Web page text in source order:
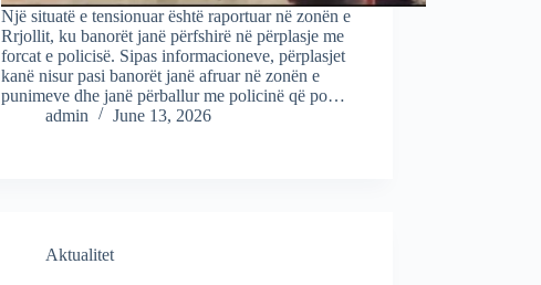
Një situatë e tensionuar është raportuar në zonën e
Rrjollit, ku banorët janë përfshirë në përplasje me
forcat e policisë. Sipas informacioneve, përplasjet
kanë nisur pasi banorët janë afruar në zonën e
punimeve dhe janë përballur me policinë që po…
admin
June 13, 2026
Aktualitet